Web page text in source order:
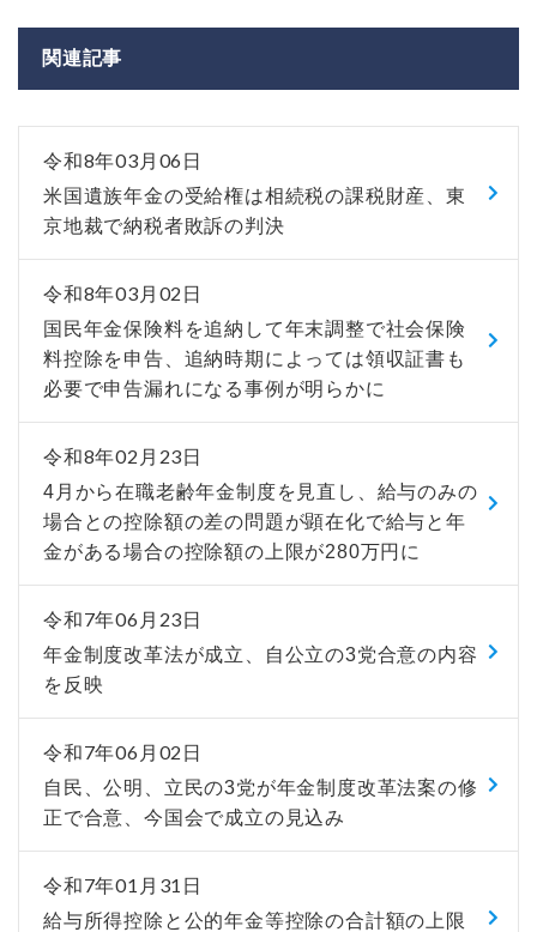
関連記事
令和8年03月06日
米国遺族年金の受給権は相続税の課税財産、東
京地裁で納税者敗訴の判決
令和8年03月02日
国民年金保険料を追納して年末調整で社会保険
料控除を申告、追納時期によっては領収証書も
必要で申告漏れになる事例が明らかに
令和8年02月23日
4月から在職老齢年金制度を見直し、給与のみの
場合との控除額の差の問題が顕在化で給与と年
金がある場合の控除額の上限が280万円に
令和7年06月23日
年金制度改革法が成立、自公立の3党合意の内容
を反映
令和7年06月02日
自民、公明、立民の3党が年金制度改革法案の修
正で合意、今国会で成立の見込み
令和7年01月31日
給与所得控除と公的年金等控除の合計額の上限